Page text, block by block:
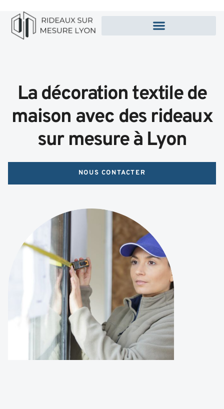
La décoration textile de
maison avec des rideaux
sur mesure à Lyon
NOUS CONTACTER